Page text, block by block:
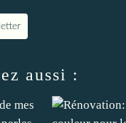
aussi :